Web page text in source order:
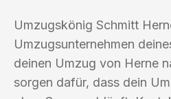
Umzugskönig Schmitt
Umzugsunternehmen
deinen Umzug von Herne
sorgen dafür, dass dein